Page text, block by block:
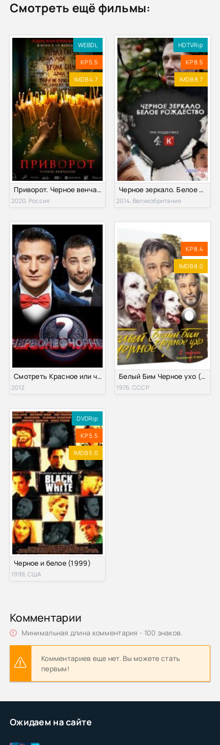
Ожидаем на сайте
Смотреть ещё фильмы:
WEBDL
KP 5.5
IMDB 4.7
Приворот. Черное венчание (2020)
2020, Россия
HDTVRip
KP 8.5
IMDB 8.7
Черное зеркало. Белое Рождество (2014)
2014, Великобритания
Смотреть Красное или черное / Червоне або чорне (2012) Онлайн
2012
KP 8.4
IMDB 8.0
Белый Бим Черное ухо (1976)
1976, СССР
DVDRip
KP 5.5
IMDB 5.0
Черное и белое (1999)
1999, США
Комментарии
Минимальная длина комментария - 100 знаков.
Комментариев еще нет. Вы можете стать
первым!